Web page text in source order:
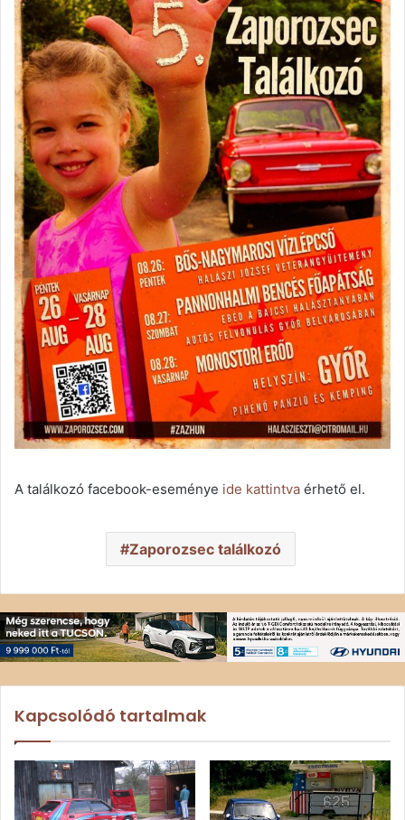
A találkozó facebook-eseménye ide kattintva érhető el.
Zaporozsec találkozó
Kapcsolódó tartalmak